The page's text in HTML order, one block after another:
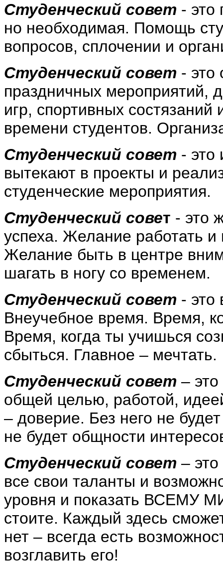
Студенческий совет -
но необходимая. Помощь
вопросов, сплочении и
Студенческий совет - это
праздничных мероприятий,
игр, спортивных состязаний
времени студентов.
Студенческий совет - это
вытекают в проекты и
студенческие мероприятия.
Студенческий совет - это
успеха. Желание работать и
Желание быть в центре
шагать в ногу со временем.
Студенческий совет - это
Внеучебное время. Время,
Время, когда ты учишься
сбыться. Главное – мечтать.
Студенческий совет –
общей целью, работой,
– доверие. Без него не
не будет общности
Студенческий совет –
все свои таланты и
уровня и показать ВСЕМУ
стоите. Каждый здесь
нет – всегда есть
возглавить его!